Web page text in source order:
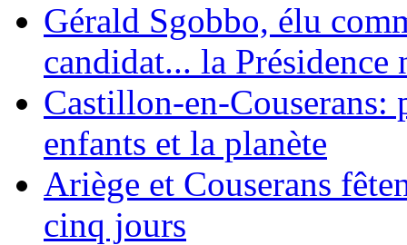
Gérald Sgobbo, élu
candidat... la Présidence
Castillon-en-Couserans:
enfants et la planète
Ariège et Couserans
cinq jours